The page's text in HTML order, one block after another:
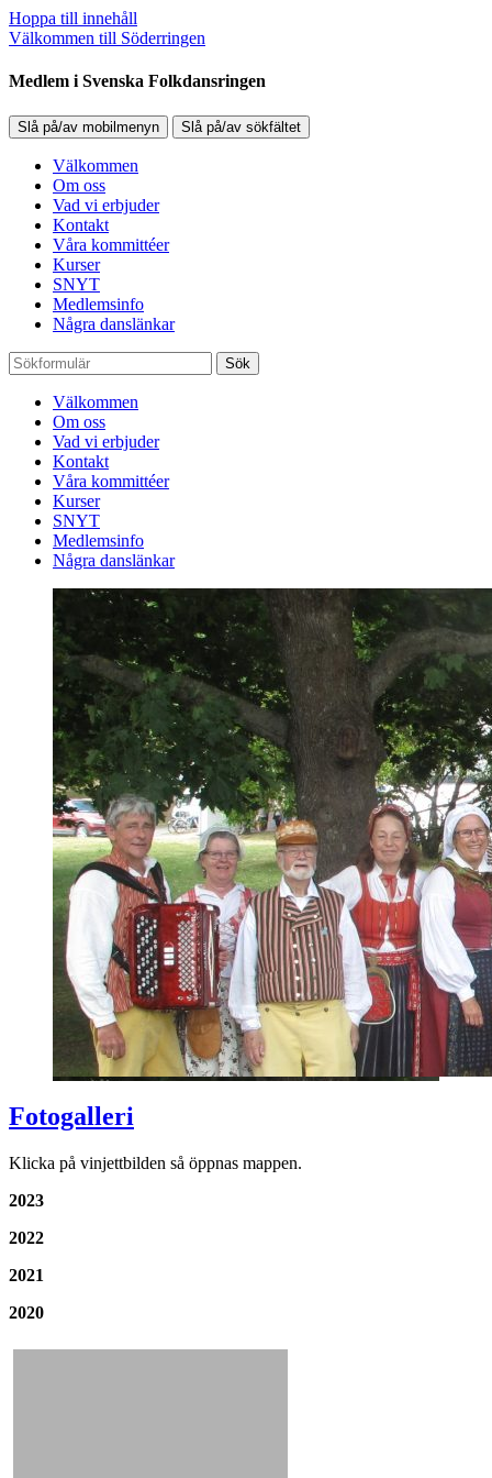
Hoppa till innehåll
Välkommen till Söderringen
Medlem i Svenska Folkdansringen
Slå på/av mobilmenyn Slå på/av sökfältet
Välkommen
Om oss
Vad vi erbjuder
Kontakt
Våra kommittéer
Kurser
SNYT
Medlemsinfo
Några danslänkar
Sök
Välkommen
Om oss
Vad vi erbjuder
Kontakt
Våra kommittéer
Kurser
SNYT
Medlemsinfo
Några danslänkar
Fotogalleri
Klicka på vinjettbilden så öppnas mappen.
2023
2022
2021
2020